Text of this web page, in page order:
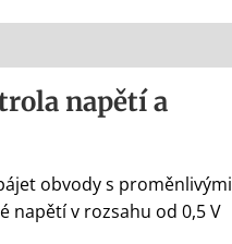
napětí a
obvody s proměnlivými
napětí v rozsahu od 0,5 V